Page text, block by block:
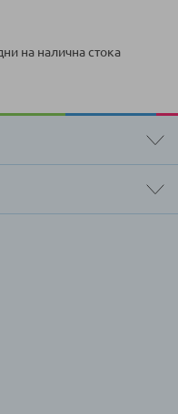
на налична стока